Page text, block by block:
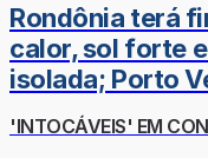
Rondônia terá
calor, sol forte
isolada; Porto
'INTOCÁVEIS' EM